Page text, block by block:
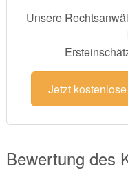
Unsere
Jetzt
Bewertung des